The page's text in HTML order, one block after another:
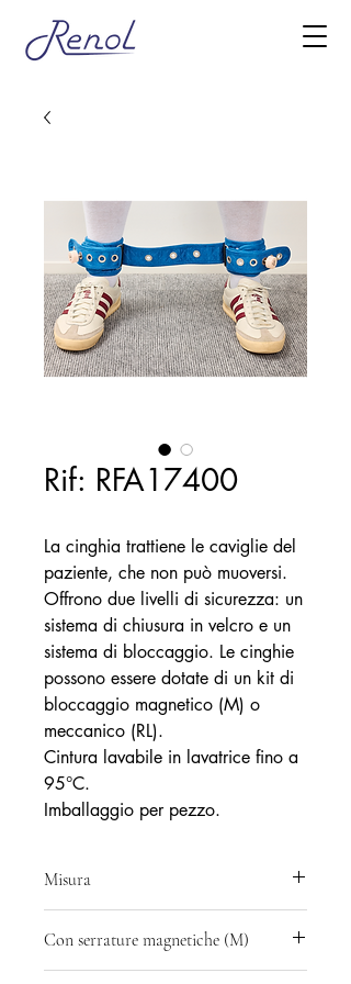
Rif: RFA17400
La cinghia trattiene le caviglie del
paziente, che non può muoversi.
Offrono due livelli di sicurezza: un
sistema di chiusura in velcro e un
sistema di bloccaggio. Le cinghie
possono essere dotate di un kit di
bloccaggio magnetico (M) o
meccanico (RL).
Cintura lavabile in lavatrice fino a
95°C.
Imballaggio per pezzo.
Misura
18 a 28 cm
Con serrature magnetiche (M)